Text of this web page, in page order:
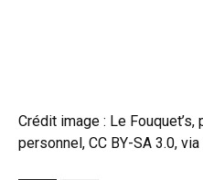
Crédit image : Le Fouquet’s,
personnel, CC BY-SA 3.0, via